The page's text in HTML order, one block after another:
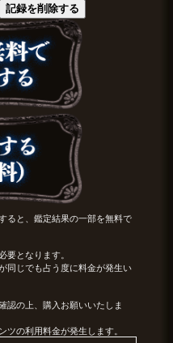
記録を削除する
ると、鑑定結果の一部を無料で
要となります。
同じでも占う度に料金が発生い
認の上、購入お願いいたしま
の利用料金が発生します。